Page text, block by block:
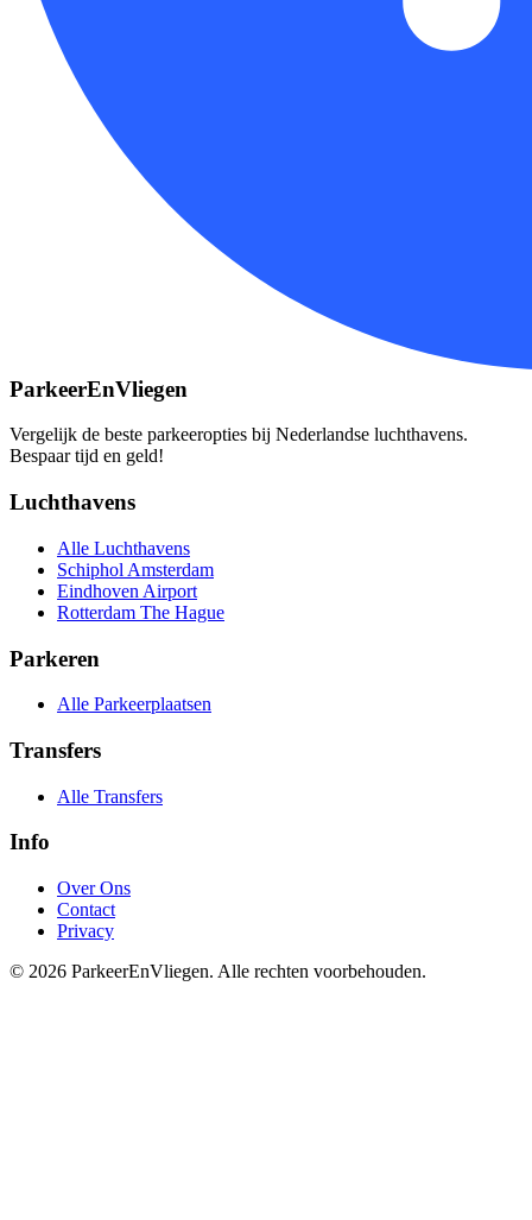
ParkeerEnVliegen
Vergelijk de beste parkeeropties bij Nederlandse luchthavens.
Bespaar tijd en geld!
Luchthavens
Alle Luchthavens
Schiphol Amsterdam
Eindhoven Airport
Rotterdam The Hague
Parkeren
Alle Parkeerplaatsen
Transfers
Alle Transfers
Info
Over Ons
Contact
Privacy
© 2026 ParkeerEnVliegen. Alle rechten voorbehouden.